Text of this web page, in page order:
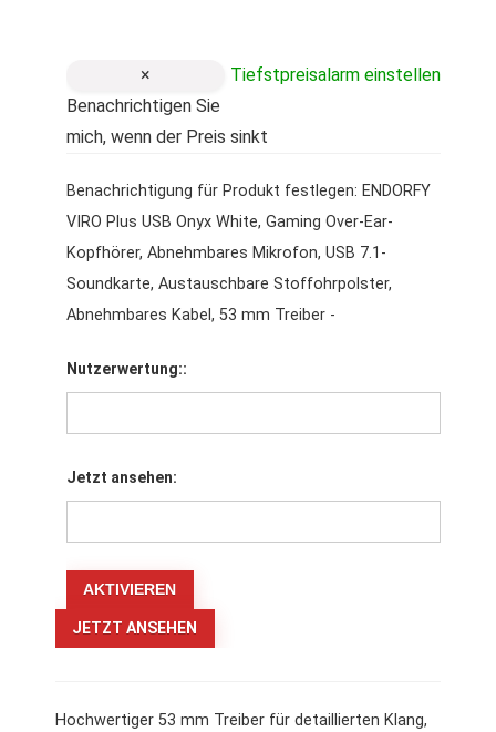
Tiefstpreisalarm einstellen
×
Benachrichtigen Sie
mich, wenn der Preis sinkt
Benachrichtigung für Produkt festlegen: ENDORFY
VIRO Plus USB Onyx White, Gaming Over-Ear-
Kopfhörer, Abnehmbares Mikrofon, USB 7.1-
Soundkarte, Austauschbare Stoffohrpolster,
Abnehmbares Kabel, 53 mm Treiber -
Nutzerwertung::
Jetzt ansehen:
JETZT ANSEHEN
Hochwertiger 53 mm Treiber für detaillierten Klang,